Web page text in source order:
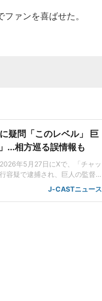
ァンを喜ばせた。
疑問「このレベル」 巨
...相方巡る誤情報も
年5月27日にXで、「チャッ
容疑で逮捕され、巨人の監督
に質問したスクリーンショ
含まれていた。「内間さんも
J-CASTニュース